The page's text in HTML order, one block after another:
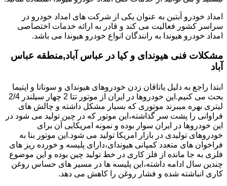
امداد خودرو آبتین به عنوان یکی از شرکت های امداد خودرو در
سراسر کشور فعالیت می کند و قادر به ارائه خدمات اختصاصی
امداد خودرو هیوندا به رانندگان انواع خودرو هیوندا می باشد.
مشکلات فنی هیوندای و کیا در عباس آباد,منطقه عباس
آباد
ابتدا راجع به دلیل یاتاقان زدن خودروهای هیوندای و سوناتا و اپتیما
بحث می کنیم.این خودروها در ایران از موتور تتا 2 چهار سیلندر 2/4
لیتری بهره میبرند موتوری که بسیار مشکل داشته و چالش های
فراوانی را پشت سر گذاشته،این موتور که در چین تولید می شود در
این خودروها در ایران سوار بوده و نمونه امریکایی آن برای
خودروهای تولیدی در بازار امریکا تولید می شود.این موتور بنا به
فراخوان های متعدد کمپانی هیوندای،دارای پلیسه و خورده ریز های
فلزی به جا مانده از فلز کاری در خط تولید چین بوده و این موضوع
چندین سال ادامه داشته،این پلیسه ها در مسیر های حساس روغن
کاری انباشته شده و فشار روغن را کاهش می دهد.